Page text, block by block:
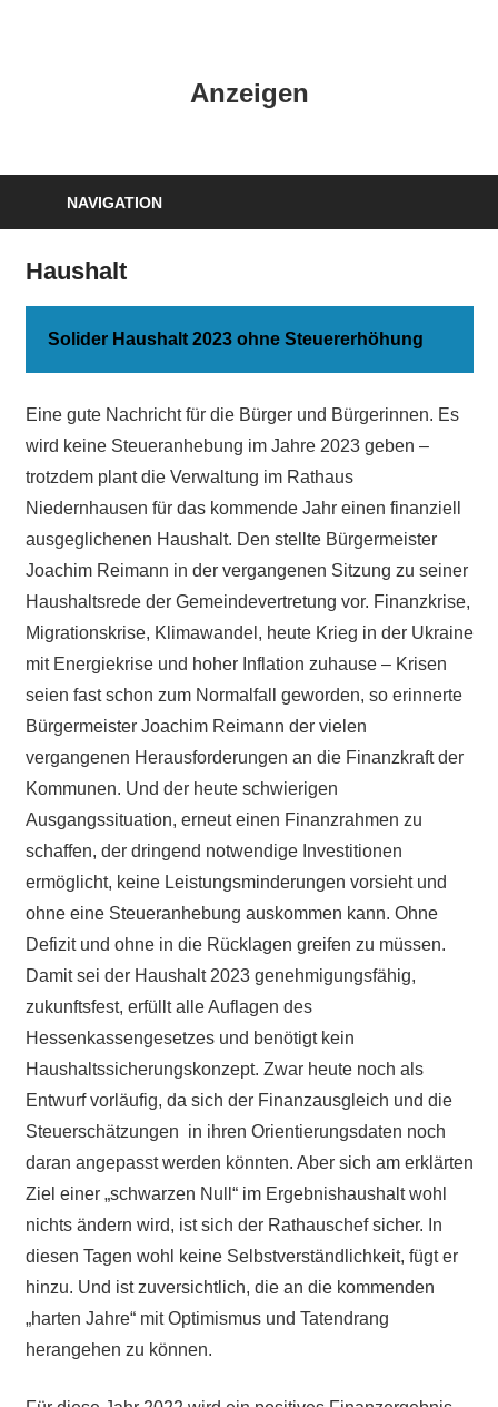
Anzeigen
NAVIGATION
Haushalt
Solider Haushalt 2023 ohne Steuererhöhung
Eine gute Nachricht für die Bürger und Bürgerinnen. Es
wird keine Steueranhebung im Jahre 2023 geben –
trotzdem plant die Verwaltung im Rathaus
Niedernhausen für das kommende Jahr einen finanziell
ausgeglichenen Haushalt. Den stellte Bürgermeister
Joachim Reimann in der vergangenen Sitzung zu seiner
Haushaltsrede der Gemeindevertretung vor. Finanzkrise,
Migrationskrise, Klimawandel, heute Krieg in der Ukraine
mit Energiekrise und hoher Inflation zuhause – Krisen
seien fast schon zum Normalfall geworden, so erinnerte
Bürgermeister Joachim Reimann der vielen
vergangenen Herausforderungen an die Finanzkraft der
Kommunen. Und der heute schwierigen
Ausgangssituation, erneut einen Finanzrahmen zu
schaffen, der dringend notwendige Investitionen
ermöglicht, keine Leistungsminderungen vorsieht und
ohne eine Steueranhebung auskommen kann. Ohne
Defizit und ohne in die Rücklagen greifen zu müssen.
Damit sei der Haushalt 2023 genehmigungsfähig,
zukunftsfest, erfüllt alle Auflagen des
Hessenkassengesetzes und benötigt kein
Haushaltssicherungskonzept. Zwar heute noch als
Entwurf vorläufig, da sich der Finanzausgleich und die
Steuerschätzungen in ihren Orientierungsdaten noch
daran angepasst werden könnten. Aber sich am erklärten
Ziel einer „schwarzen Null“ im Ergebnishaushalt wohl
nichts ändern wird, ist sich der Rathauschef sicher. In
diesen Tagen wohl keine Selbstverständlichkeit, fügt er
hinzu. Und ist zuversichtlich, die an die kommenden
„harten Jahre“ mit Optimismus und Tatendrang
herangehen zu können.